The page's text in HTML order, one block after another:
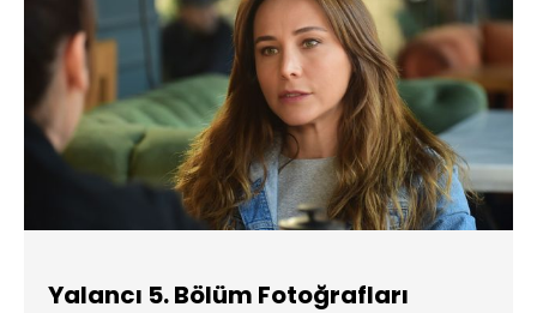
Yalancı 5. Bölüm Fotoğrafları